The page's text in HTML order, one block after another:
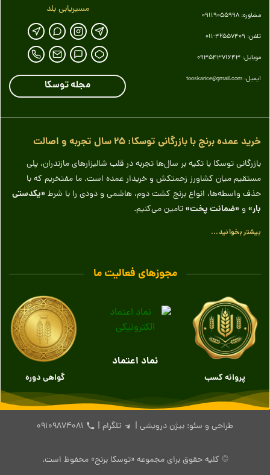
مشاوره: 09119055998
تلفن: 42557409-011
موبایل: 09354371643
ایمیل: tooskarice@gmail.com
مسیریابی بلد
مجله توسکا
خرید عمده برنج با بازرگانی توسکا: ۲۵ سال تجربه و اصالت
بازرگانی توسکا با تکیه بر سال‌ها تجربه در قلب شالیزارهای مازندران، پلی
مستقیم میان کشاورز زحمتکش و خریدار عمده است. ما مفتخریم که با
حذف واسطه‌ها، انواع برنج کشت دوم، هاشمی و دودی را با شرط «یکدستی
بار»و «ضمانت پخت»تامین می‌کنیم.
بیشتر بخوانید...
مجوزهای فعالیت ما
پروانه کسب
نماد اعتماد
گواهی دوره
طراحی و سئو: بیژن درویشی | تلگرام |
© کلیه حقوق برای مجموعه «توسکا برنج» محفوظ است.